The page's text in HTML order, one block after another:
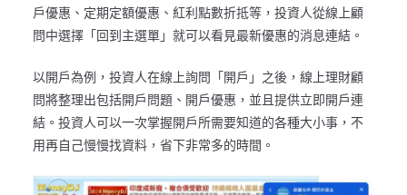
戶優惠、定期定額優惠、紅利點數折抵等，投資人從線上顧
問中選擇「回到主選單」就可以看見最新優惠的消息連結。
以開戶為例，投資人在線上詢問「開戶」之後，線上理財顧
問將整理出包括開戶問題、開戶優惠，並且提供立即開戶連
結。投資人可以一次掌握開戶所需要知道的各種大小事，不
用再自己慢慢找資料，省下非常多的時間。